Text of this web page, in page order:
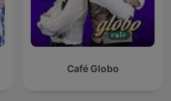
Café Globo